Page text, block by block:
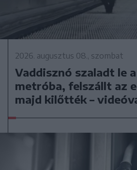
2026. augusztus 08., szombat
Vaddisznó szaladt le
metróba, felszállt az
majd kilőtték –